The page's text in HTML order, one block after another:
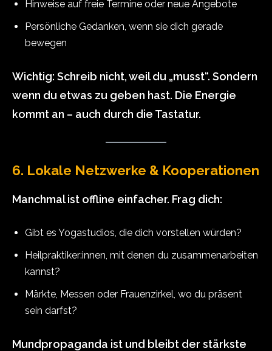
Hinweise auf freie Termine oder neue Angebote
Persönliche Gedanken, wenn sie dich gerade
bewegen
Wichtig: Schreib nicht, weil du „musst“. Sondern
wenn du etwas zu geben hast. Die Energie
kommt an – auch durch die Tastatur.
6. Lokale Netzwerke & Kooperationen
Manchmal ist offline einfacher. Frag dich:
Gibt es Yogastudios, die dich vorstellen würden?
Heilpraktiker:innen, mit denen du zusammenarbeiten
kannst?
Märkte, Messen oder Frauenzirkel, wo du präsent
sein darfst?
Mundpropaganda ist und bleibt der stärkste